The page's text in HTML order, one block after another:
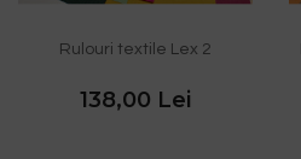
Rulouri textile Lex 2
138,00 Lei